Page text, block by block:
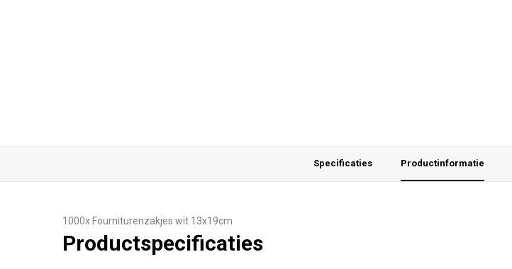
Specificaties Productinformatie
1000x Fourniturenzakjes wit 13x19cm
Productspecificaties